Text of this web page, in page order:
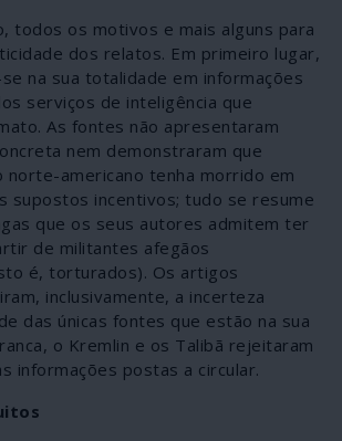
todos os motivos e mais alguns para
dos relatos. Em primeiro lugar,
na sua totalidade em informações
serviços de inteligência que
As fontes não apresentaram
nem demonstraram que
norte-americano tenha morrido em
supostos incentivos; tudo se resume
que os seus autores admitem ter
de militantes afegãos
é, torturados). Os artigos
inclusivamente, a incerteza
das únicas fontes que estão na sua
o Kremlin e os Talibã rejeitaram
informações postas a circular.